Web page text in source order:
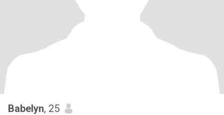
Babelyn, 25